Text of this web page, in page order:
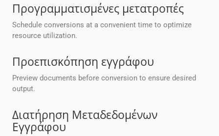
Προγραμματισμένες μετατροπές
Schedule conversions at a convenient time to optimize
resource utilization.
Προεπισκόπηση εγγράφου
Preview documents before conversion to ensure desired
output.
Διατήρηση Μεταδεδομένων
Εγγράφου